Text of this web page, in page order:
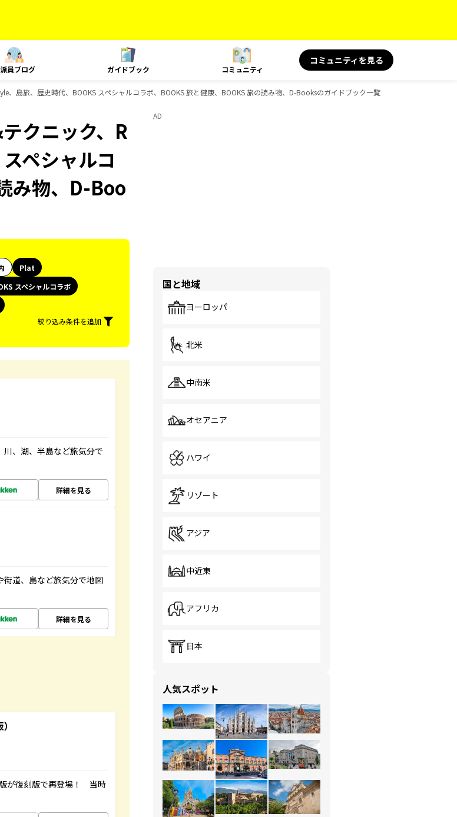
員ブログ ガイドブック コミュニティ
コミュニティを見る
、島旅、歴史時代、BOOKS スペシャルコラボ、BOOKS 旅と健康、BOOKS 旅の読み物、D-Booksのガイドブック一覧
クニック、R
ペシャルコ
み物、D-Boo
Plat
スペシャルコラボ
絞り込み条件を追加
、湖、半島など旅気分で
詳細を見る
街道、島など旅気分で地図
詳細を見る
が復刻版で再登場！ 当時
AD
国と地域
ヨーロッパ
北米
中南米
オセアニア
ハワイ
リゾート
アジア
中近東
アフリカ
日本
人気スポット